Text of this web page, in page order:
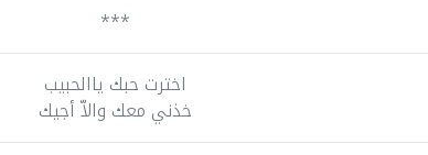
***
اخترت حبك ياالحبيب
خذني معك والاّ أجيك